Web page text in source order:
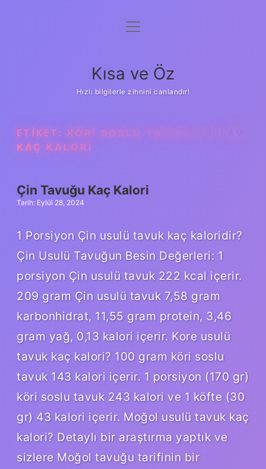
Anasayfa
Yasal Uyarı
menüyü
Kısa ve Öz
Hızlı bilgilerle zihnini canlandır!
ETIKET: KÖRI SOSLU TAVUKLU PILAV
KAÇ KALORI
Çin Tavuğu Kaç Kalori
Tarih: Eylül 28, 2024
1 Porsiyon Çin usulü tavuk kaç kaloridir?
Çin Usulü Tavuğun Besin Değerleri: 1
porsiyon Çin usulü tavuk 222 kcal içerir.
209 gram Çin usulü tavuk 7,58 gram
karbonhidrat, 11,55 gram protein, 3,46
gram yağ, 0,13 kalori içerir. Kore usulü
tavuk kaç kalori? 100 gram köri soslu
tavuk 143 kalori içerir. 1 porsiyon (170 gr)
köri soslu tavuk 243 kalori ve 1 köfte (30
gr) 43 kalori içerir. Moğol usulü tavuk kaç
kalori? Detaylı bir araştırma yaptık ve
sizlere Moğol tavuğu tarifinin bir